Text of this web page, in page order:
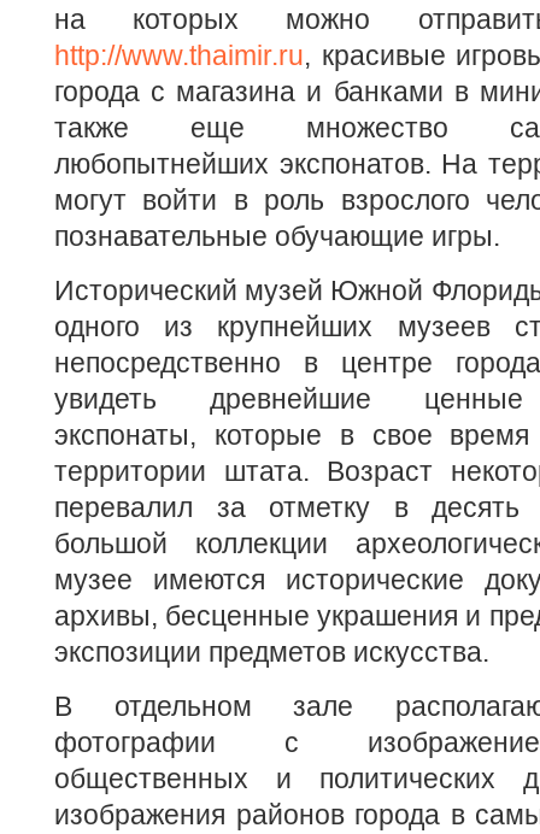
на которых можно
http://www.thaimir.ru, красивые
города с магазина и банками в
также еще множество
любопытнейших экспонатов. На
могут войти в роль взрослого
познавательные обучающие игры.
Исторический музей Южной
одного из крупнейших музеев
непосредственно в центре
увидеть древнейшие ценные
экспонаты, которые в свое
территории штата. Возраст
перевалил за отметку в
большой коллекции
музее имеются исторические
архивы, бесценные украшения и
экспозиции предметов искусства.
В отдельном зале
фотографии с
общественных и политических
изображения районов города в